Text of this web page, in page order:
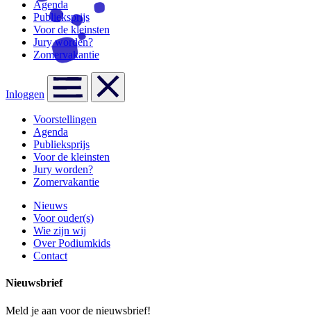
Agenda
Publieksprijs
Voor de kleinsten
Jury worden?
Zomervakantie
Inloggen
Voorstellingen
Agenda
Publieksprijs
Voor de kleinsten
Jury worden?
Zomervakantie
Nieuws
Voor ouder(s)
Wie zijn wij
Over Podiumkids
Contact
Nieuwsbrief
Meld je aan voor de nieuwsbrief!